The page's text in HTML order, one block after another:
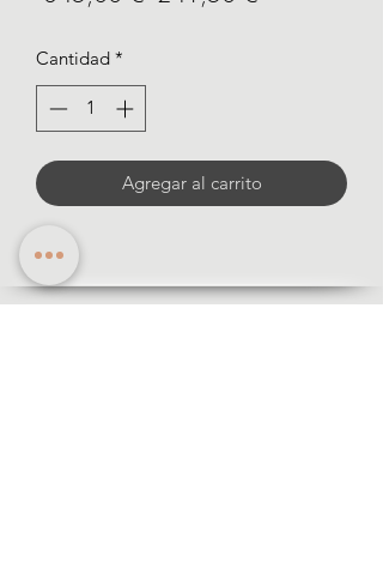
Cantidad *
Agregar al carrito